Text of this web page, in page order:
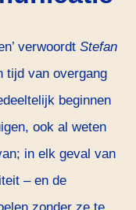
verwoordtStefan
tijd van overgang
beginnen
ook al weten
in elk geval van
– en de